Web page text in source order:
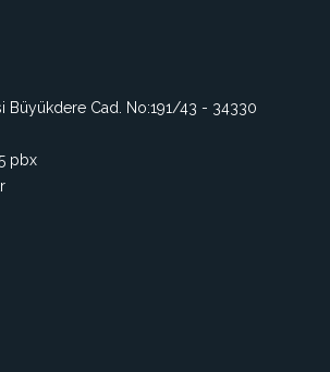
Büyükdere Cad. No:191/43 - 34330
pbx